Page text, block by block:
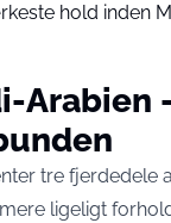
hold inden
Arabien
tre fjerdedele
ligeligt